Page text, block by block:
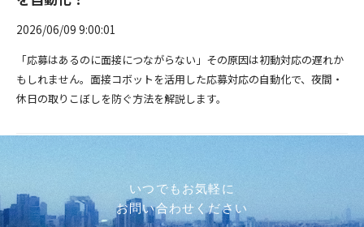
2026/06/09 9:00:01
「応募はあるのに面接につながらない」その原因は初動対応の遅れか
もしれません。面接コボットを活用した応募対応の自動化で、夜間・
休日の取りこぼしを防ぐ方法を解説します。
いつでもお気軽に
お問い合わせください